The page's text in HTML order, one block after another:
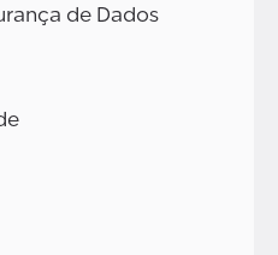
de Dados